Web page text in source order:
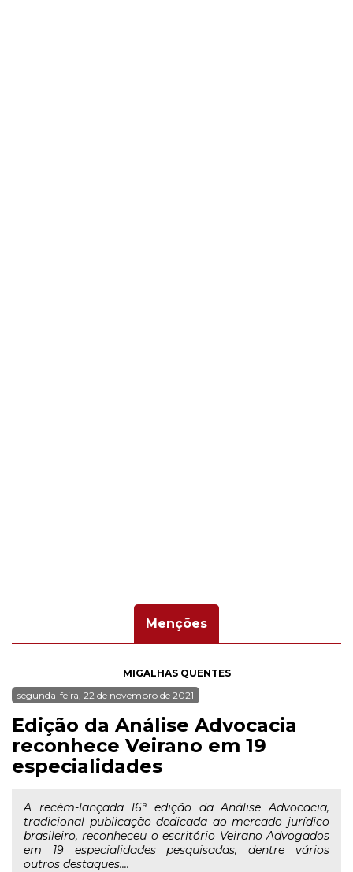
Menções
MIGALHAS QUENTES
segunda-feira, 22 de novembro de 2021
Edição da Análise Advocacia
reconhece Veirano em 19
especialidades
A recém-lançada 16ª edição da Análise Advocacia,
tradicional publicação dedicada ao mercado jurídico
brasileiro, reconheceu o escritório Veirano Advogados
em 19 especialidades pesquisadas, dentre vários
outros destaques....